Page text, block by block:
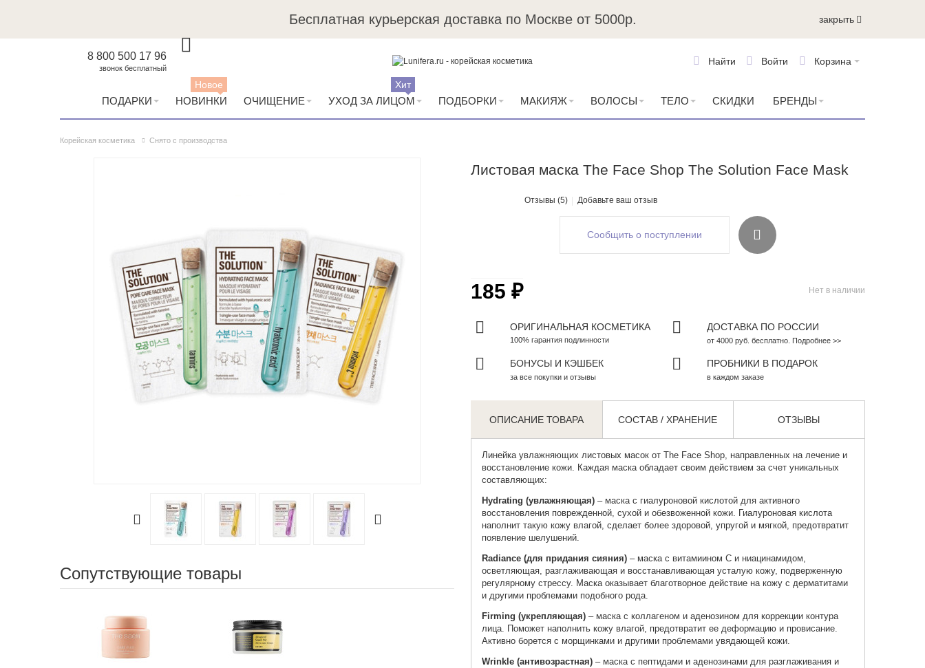
Бесплатная курьерская доставка по Москве от 5000р.
Пробники в каждый заказ
закрыть
8 800 500 17 96
звонок бесплатный
Корзина
Войти
Найти
ПОДАРКИ НОВИНКИ
Новое
ОЧИЩЕНИЕ УХОД ЗА ЛИЦОМ
Хит
ПОДБОРКИ МАКИЯЖ ВОЛОСЫ ТЕЛО СКИДКИ БРЕНДЫ
Корейская косметика Снято с производства
Листовая маска The Face Shop The Solution Face Mask
Отзывы (5) Добавьте ваш отзыв
Сопутствующие товары
Сообщить о поступлении
Нет в наличии
185 ₽
ОРИГИНАЛЬНАЯ КОСМЕТИКА
100% гарантия подлинности
ДОСТАВКА ПО РОССИИ
от 4000 руб. бесплатно. Подробнее >>
БОНУСЫ И КЭШБЕК
за все покупки и отзывы
ПРОБНИКИ В ПОДАРОК
в каждом заказе
ОПИСАНИЕ ТОВАРА СОСТАВ / ХРАНЕНИЕ ОТЗЫВЫ
Линейка увлажняющих листовых масок от The Face Shop, направленных на лечение и
восстановление кожи. Каждая маска обладает своим действием за счет уникальных
составляющих:
Hydrating (увлажняющая)– маска с гиалуроновой кислотой для активного
восстановления поврежденной, сухой и обезвоженной кожи. Гиалуроновая кислота
наполнит такую кожу влагой, сделает более здоровой, упругой и мягкой, предотвратит
появление шелушений.
Radiance (для придания сияния)– маска с витамиином С и ниацинамидом,
осветляющая, разглаживающая и восстанавливающая усталую кожу, подверженную
регулярному стрессу. Маска оказывает благотворное действие на кожу с дерматитами
и другими проблемами подобного рода.
Firming (укрепляющая)– маска с коллагеном и аденозином для коррекции контура
лица. Поможет наполнить кожу влагой, предотвратит ее деформацию и провисание.
Активно борется с морщинками и другими проблемами увядающей кожи.
Wrinkle (антивозрастная)– маска с пептидами и аденозинами для разглаживания и